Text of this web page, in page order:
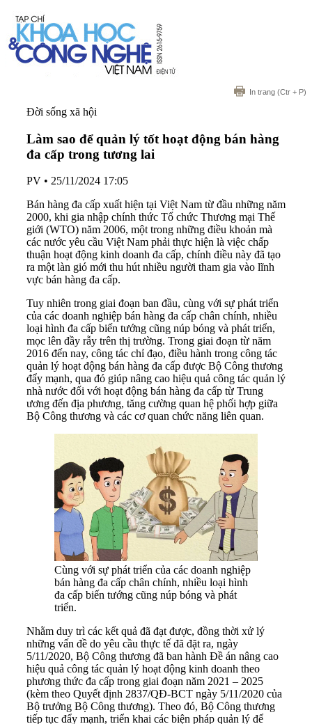
In trang (Ctr + P)
Đời sống xã hội
Làm sao để quản lý tốt hoạt động bán hàng
đa cấp trong tương lai
PV • 25/11/2024 17:05
Bán hàng đa cấp xuất hiện tại Việt Nam từ đầu những năm
2000, khi gia nhập chính thức Tổ chức Thương mại Thế
giới (WTO) năm 2006, một trong những điều khoản mà
các nước yêu cầu Việt Nam phải thực hiện là việc chấp
thuận hoạt động kinh doanh đa cấp, chính điều này đã tạo
ra một làn gió mới thu hút nhiều người tham gia vào lĩnh
vực bán hàng đa cấp.
Tuy nhiên trong giai đoạn ban đầu, cùng với sự phát triển
của các doanh nghiệp bán hàng đa cấp chân chính, nhiều
loại hình đa cấp biến tướng cũng núp bóng và phát triển,
mọc lên đầy rẫy trên thị trường. Trong giai đoạn từ năm
2016 đến nay, công tác chỉ đạo, điều hành trong công tác
quản lý hoạt động bán hàng đa cấp được Bộ Công thương
đẩy mạnh, qua đó giúp nâng cao hiệu quả công tác quản lý
nhà nước đối với hoạt động bán hàng đa cấp từ Trung
ương đến địa phương, tăng cường quan hệ phối hợp giữa
Bộ Công thương và các cơ quan chức năng liên quan.
Cùng với sự phát triển của các doanh nghiệp
bán hàng đa cấp chân chính, nhiều loại hình
đa cấp biến tướng cũng núp bóng và phát
triển.
Nhằm duy trì các kết quả đã đạt được, đồng thời xử lý
những vấn đề do yêu cầu thực tế đã đặt ra, ngày
5/11/2020, Bộ Công thương đã ban hành Đề án nâng cao
hiệu quả công tác quản lý hoạt động kinh doanh theo
phương thức đa cấp trong giai đoạn năm 2021 – 2025
(kèm theo Quyết định 2837/QĐ-BCT ngày 5/11/2020 của
Bộ trưởng Bộ Công thương). Theo đó, Bộ Công thương
tiếp tục đẩy mạnh, triển khai các biện pháp quản lý để